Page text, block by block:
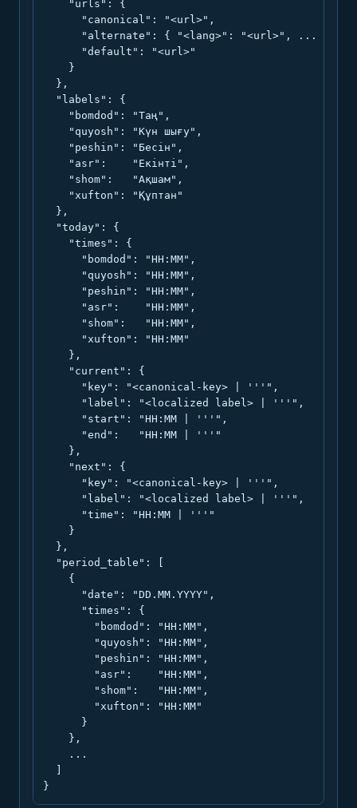
    "urls": {
      "canonical": "<url>",
      "alternate": { "<lang>": "<url>", ... },
      "default": "<url>"
    }
  },
  "labels": {
    "bomdod": "Таң",
    "quyosh": "Күн шығу",
    "peshin": "Бесін",
    "asr":    "Екінті",
    "shom":   "Ақшам",
    "xufton": "Құптан"
  },
  "today": {
    "times": {
      "bomdod": "HH:MM",
      "quyosh": "HH:MM",
      "peshin": "HH:MM",
      "asr":    "HH:MM",
      "shom":   "HH:MM",
      "xufton": "HH:MM"
    },
    "current": {
      "key": "<canonical-key> | '''",
      "label": "<localized label> | '''",
      "start": "HH:MM | '''",
      "end":   "HH:MM | '''"
    },
    "next": {
      "key": "<canonical-key> | '''",
      "label": "<localized label> | '''",
      "time": "HH:MM | '''"
    }
  },
  "period_table": [
    {
      "date": "DD.MM.YYYY",
      "times": {
        "bomdod": "HH:MM",
        "quyosh": "HH:MM",
        "peshin": "HH:MM",
        "asr":    "HH:MM",
        "shom":   "HH:MM",
        "xufton": "HH:MM"
      }
    },
    ...
}